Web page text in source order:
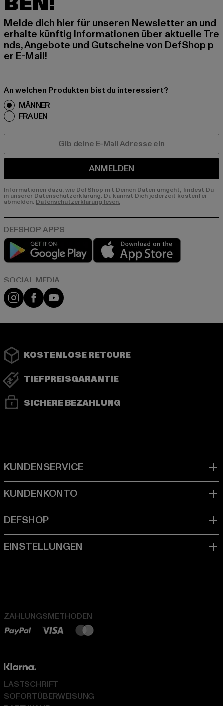
Melde dich hier für unseren Newsletter an und
erhalte künftig Informationen über aktuelle Tre
nds, Angebote und Gutscheine von DefShop p
er E-Mail!
An welchen Produkten bist du interessiert?
MÄNNER
FRAUEN
ANMELDEN
Informationen dazu, wie DefShop mit Deinen Daten umgeht, findest Du
in unserer Datenschutzerklärung. Du kannst Dich jederzeit kostenfei
abmelden. Datenschutzerklärung lesen.
Play market
Instagram
FacebookYouTube
KOSTENLOSE RETOURE
TIEFPREISGARANTIE
SICHERE BEZAHLUNG
ZAHLUNGSMETHODEN
LASTSCHRIFT
SOFORTÜBERWEISUNG